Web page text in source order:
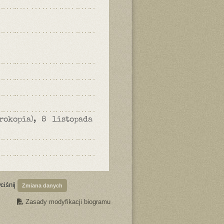
8 listopada
Zmiana danych
Zasady modyfikacji biogramu